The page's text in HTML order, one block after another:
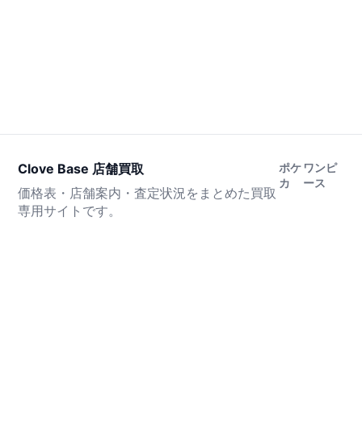
Clove Base 店舗買取
価格表・店舗案内・査定状況をまとめた買取
専用サイトです。
ポケ
カ
ワンピ
ース